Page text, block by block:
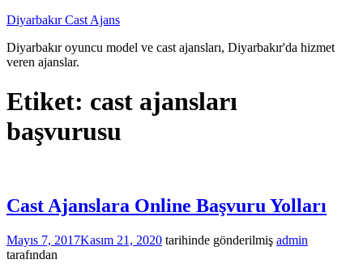
İçeriğe
Diyarbakır Cast Ajans
Diyarbakır oyuncu model ve cast ajansları, Diyarbakır'da hizmet
veren ajanslar.
Etiket: cast ajansları
başvurusu
Cast Ajanslara Online Başvuru Yolları
Mayıs 7, 2017Kasım 21, 2020 tarihinde gönderilmiş admin
tarafından